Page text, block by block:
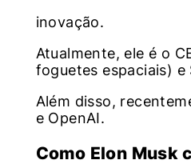
inovação.
Atualmente, ele é o
foguetes espaciais)
Além disso,
e OpenAI.
Como Elon Musk